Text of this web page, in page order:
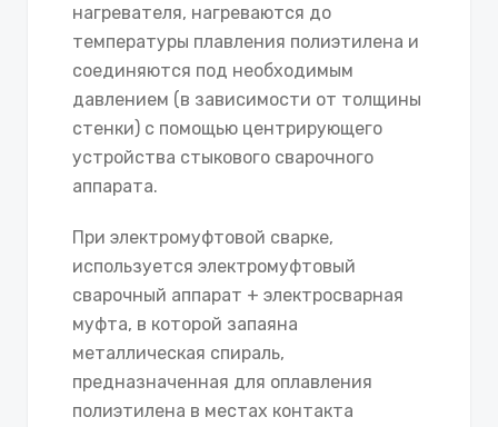
нагревателя, нагреваются до
температуры плавления полиэтилена и
соединяются под необходимым
давлением (в зависимости от толщины
стенки) с помощью центрирующего
устройства стыкового сварочного
аппарата.
При электромуфтовой сварке,
используется электромуфтовый
сварочный аппарат + электросварная
муфта, в которой запаяна
металлическая спираль,
предназначенная для оплавления
полиэтилена в местах контакта